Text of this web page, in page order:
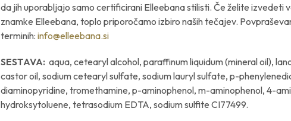
da jih uporabljajo samo certificirani Elleebana stilisti. Če želite izvedeti
znamke Elleebana, toplo priporočamo izbiro naših tečajev.
terminih: info@elleebana.si
SESTAVA: aqua, cetearyl alcohol, paraffinum liquidum (mineral oil),
castor oil, sodium cetearyl sulfate, sodium lauryl sulfate, p-
diaminopyridine, tromethamine, p-aminophenol, m-aminophenol, 4-
hydroksytoluene, tetrasodium EDTA, sodium sulfite CI77499.